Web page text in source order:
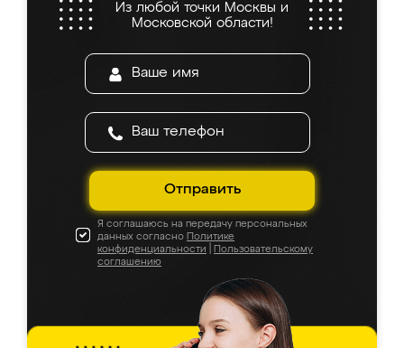
Из любой точки Москвы и
Московской области!
Отправить
Я соглашаюсь на передачу персональных
данных согласно Политике
конфиденциальности
Пользовательскому
соглашению